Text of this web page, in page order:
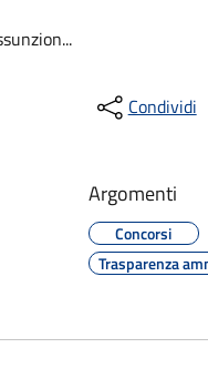
Condividi
Argomenti
Concorsi
Trasparenza